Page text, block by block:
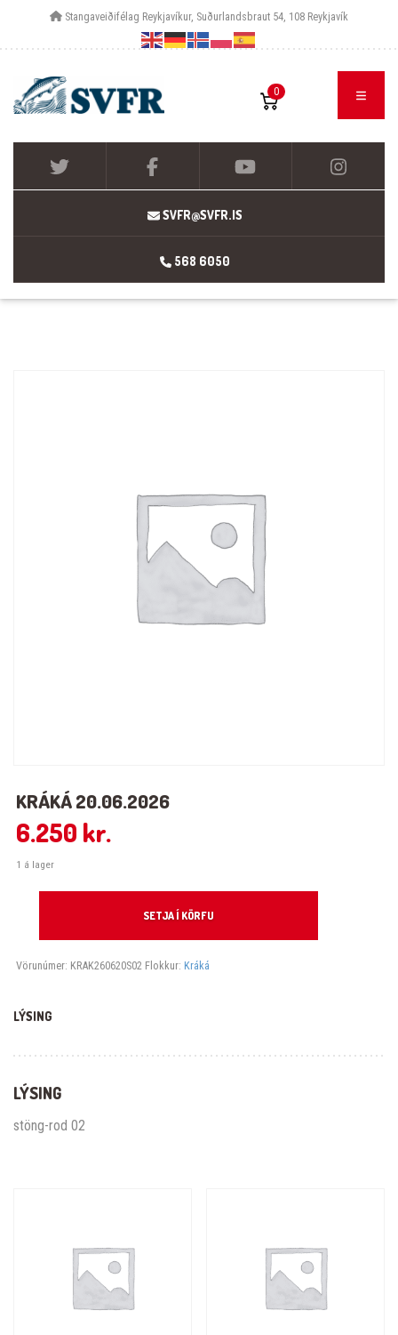
Stangaveiðifélag Reykjavíkur, Suðurlandsbraut 54, 108 Reykjavík
0
SVFR@SVFR.IS
568 6050
KRÁKÁ 20.06.2026
6.250 kr.
1 á lager
SETJA Í KÖRFU
Vörunúmer: KRAK260620S02 Flokkur: Kráká
LÝSING
LÝSING
stöng-rod 02